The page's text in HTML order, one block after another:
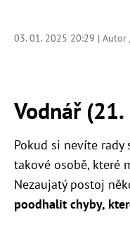
03. 01. 2025 20:29 | Autor
Vodnář
Pokud si nevíte
takové osobě, které
Nezaujatý postoj
poodhalit chyby,